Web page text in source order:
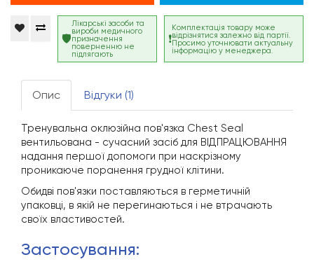
Лікарські засоби та
вироби медичного
призначення
поверненню не
підлягають
Комплектація товару може
відрізнятися залежно від партії.
Просимо уточнювати актуальну
інформацію у менеджера.
Опис Відгуки (1)
Тренувальна оклюзійна пов'язка Chest Seal
вентильована - сучасний засіб для ВІДПРАЦЮВАННЯ
надання першої допомоги при наскрізному
проникаюче поранення грудної клітини.
Обидві пов'язки поставляються в герметичній
упаковці, в якій не перегинаються і не втрачають
своїх властивостей.
застосування: